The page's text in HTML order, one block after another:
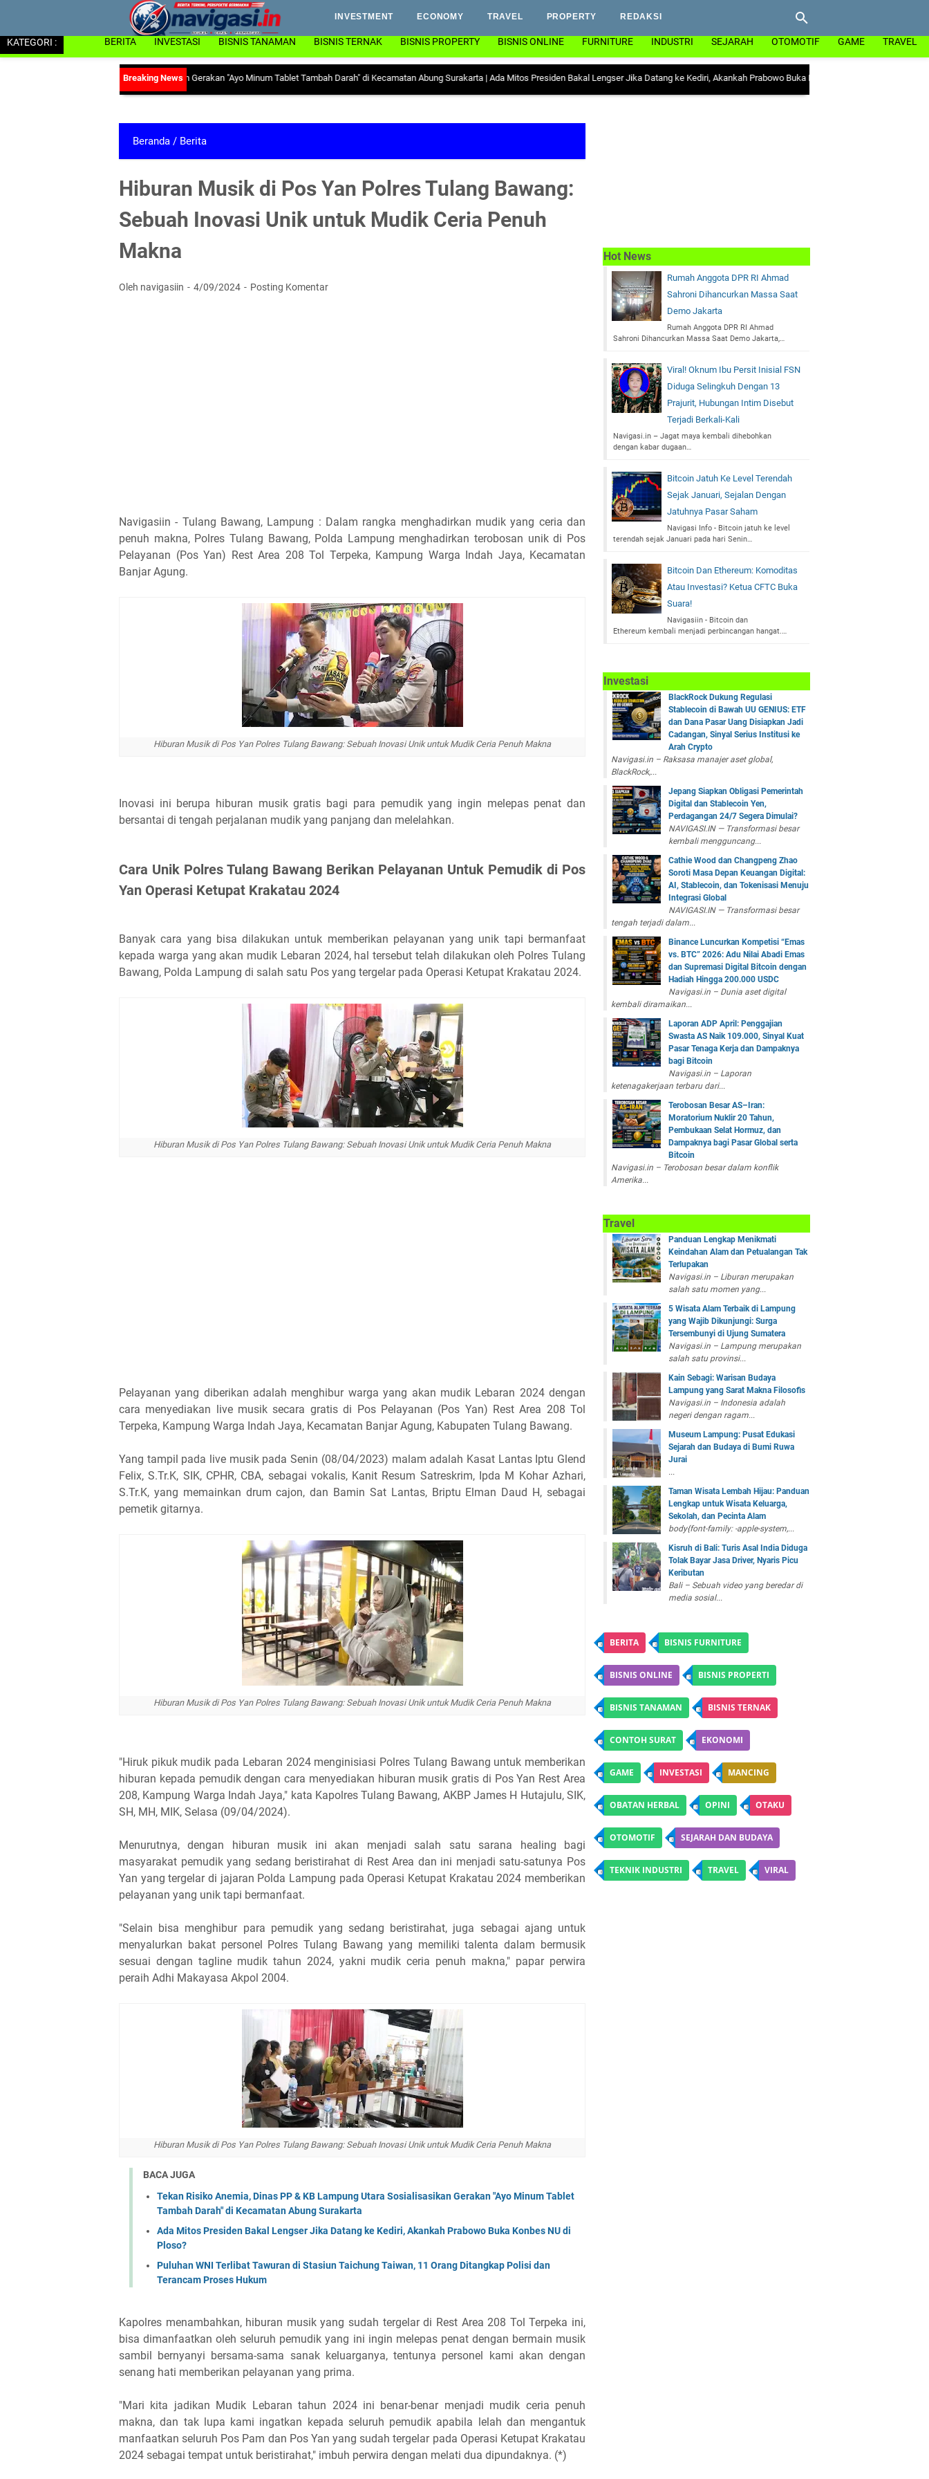
INVESTMENT ECONOMY TRAVEL PROPERTY REDAKSI
KATEGORI : BERITA INVESTASI BISNIS TANAMAN BISNIS TERNAK BISNIS PROPERTY BISNIS ONLINE FURNITURE INDUSTRI SEJARAH OTOMOTIF GAME TRAVEL
KB Lampung Utara Sosialisasikan Gerakan "Ayo Minum Tablet Tambah Darah" di Kecamatan Abung Surakarta|Ada Mitos Presiden Bakal Lengser Jika Datang ke Kediri, Akankah Prabowo Buka Konbes NU di Ploso?
Beranda / Berita
Hiburan Musik di Pos Yan Polres Tulang Bawang:
Sebuah Inovasi Unik untuk Mudik Ceria Penuh
Makna
Oleh navigasiin 4/09/2024 Posting Komentar
Navigasiin - Tulang Bawang, Lampung : Dalam rangka menghadirkan mudik yang ceria dan
penuh makna, Polres Tulang Bawang, Polda Lampung menghadirkan terobosan unik di Pos
Pelayanan (Pos Yan) Rest Area 208 Tol Terpeka, Kampung Warga Indah Jaya, Kecamatan
Banjar Agung.
Hiburan Musik di Pos Yan Polres Tulang Bawang: Sebuah Inovasi Unik untuk Mudik Ceria Penuh Makna
Inovasi ini berupa hiburan musik gratis bagi para pemudik yang ingin melepas penat dan
bersantai di tengah perjalanan mudik yang panjang dan melelahkan.
Cara Unik Polres Tulang Bawang Berikan Pelayanan Untuk Pemudik di Pos
Yan Operasi Ketupat Krakatau 2024
Banyak cara yang bisa dilakukan untuk memberikan pelayanan yang unik tapi bermanfaat
kepada warga yang akan mudik Lebaran 2024, hal tersebut telah dilakukan oleh Polres Tulang
Bawang, Polda Lampung di salah satu Pos yang tergelar pada Operasi Ketupat Krakatau 2024.
Hiburan Musik di Pos Yan Polres Tulang Bawang: Sebuah Inovasi Unik untuk Mudik Ceria Penuh Makna
Pelayanan yang diberikan adalah menghibur warga yang akan mudik Lebaran 2024 dengan
cara menyediakan live musik secara gratis di Pos Pelayanan (Pos Yan) Rest Area 208 Tol
Terpeka, Kampung Warga Indah Jaya, Kecamatan Banjar Agung, Kabupaten Tulang Bawang.
Yang tampil pada live musik pada Senin (08/04/2023) malam adalah Kasat Lantas Iptu Glend
Felix, S.Tr.K, SIK, CPHR, CBA, sebagai vokalis, Kanit Resum Satreskrim, Ipda M Kohar Azhari,
S.Tr.K, yang memainkan drum cajon, dan Bamin Sat Lantas, Briptu Elman Daud H, sebagai
pemetik gitarnya.
Hiburan Musik di Pos Yan Polres Tulang Bawang: Sebuah Inovasi Unik untuk Mudik Ceria Penuh Makna
"Hiruk pikuk mudik pada Lebaran 2024 menginisiasi Polres Tulang Bawang untuk memberikan
hiburan kepada pemudik dengan cara menyediakan hiburan musik gratis di Pos Yan Rest Area
208, Kampung Warga Indah Jaya," kata Kapolres Tulang Bawang, AKBP James H Hutajulu, SIK,
SH, MH, MIK, Selasa (09/04/2024).
Menurutnya, dengan hiburan musik ini akan menjadi salah satu sarana healing bagi
masyarakat pemudik yang sedang beristirahat di Rest Area dan ini menjadi satu-satunya Pos
Yan yang tergelar di jajaran Polda Lampung pada Operasi Ketupat Krakatau 2024 memberikan
pelayanan yang unik tapi bermanfaat.
"Selain bisa menghibur para pemudik yang sedang beristirahat, juga sebagai ajang untuk
menyalurkan bakat personel Polres Tulang Bawang yang memiliki talenta dalam bermusik
sesuai dengan tagline mudik tahun 2024, yakni mudik ceria penuh makna," papar perwira
peraih Adhi Makayasa Akpol 2004.
Hiburan Musik di Pos Yan Polres Tulang Bawang: Sebuah Inovasi Unik untuk Mudik Ceria Penuh Makna
BACA JUGA
Tekan Risiko Anemia, Dinas PP & KB Lampung Utara Sosialisasikan Gerakan "Ayo Minum Tablet
Tambah Darah" di Kecamatan Abung Surakarta
Ada Mitos Presiden Bakal Lengser Jika Datang ke Kediri, Akankah Prabowo Buka Konbes NU di
Ploso?
Puluhan WNI Terlibat Tawuran di Stasiun Taichung Taiwan, 11 Orang Ditangkap Polisi dan
Terancam Proses Hukum
Kapolres menambahkan, hiburan musik yang sudah tergelar di Rest Area 208 Tol Terpeka ini,
bisa dimanfaatkan oleh seluruh pemudik yang ini ingin melepas penat dengan bermain musik
sambil bernyanyi bersama-sama sanak keluarganya, tentunya personel kami akan dengan
senang hati memberikan pelayanan yang prima.
"Mari kita jadikan Mudik Lebaran tahun 2024 ini benar-benar menjadi mudik ceria penuh
makna, dan tak lupa kami ingatkan kepada seluruh pemudik apabila lelah dan mengantuk
manfaatkan seluruh Pos Pam dan Pos Yan yang sudah tergelar pada Operasi Ketupat Krakatau
2024 sebagai tempat untuk beristirahat," imbuh perwira dengan melati dua dipundaknya. (*)
Hot News
Rumah Anggota DPR RI Ahmad
Sahroni Dihancurkan Massa Saat
Demo Jakarta
Rumah Anggota DPR RI Ahmad
Sahroni Dihancurkan Massa Saat Demo Jakarta,…
Viral! Oknum Ibu Persit Inisial FSN
Diduga Selingkuh Dengan 13
Prajurit, Hubungan Intim Disebut
Terjadi Berkali-Kali
Navigasi.in – Jagat maya kembali dihebohkan
dengan kabar dugaan…
Bitcoin Jatuh Ke Level Terendah
Sejak Januari, Sejalan Dengan
Jatuhnya Pasar Saham
Navigasi Info - Bitcoin jatuh ke level
terendah sejak Januari pada hari Senin…
Bitcoin Dan Ethereum: Komoditas
Atau Investasi? Ketua CFTC Buka
Suara!
Navigasiin - Bitcoin dan
Ethereum kembali menjadi perbincangan hangat.…
Investasi
BlackRock Dukung Regulasi
Stablecoin di Bawah UU GENIUS: ETF
dan Dana Pasar Uang Disiapkan Jadi
Cadangan, Sinyal Serius Institusi ke
Arah Crypto
Navigasi.in – Raksasa manajer aset global,
BlackRock,...
Jepang Siapkan Obligasi Pemerintah
Digital dan Stablecoin Yen,
Perdagangan 24/7 Segera Dimulai?
NAVIGASI.IN — Transformasi besar
kembali mengguncang...
Cathie Wood dan Changpeng Zhao
Soroti Masa Depan Keuangan Digital:
AI, Stablecoin, dan Tokenisasi Menuju
Integrasi Global
NAVIGASI.IN — Transformasi besar
tengah terjadi dalam...
Binance Luncurkan Kompetisi “Emas
vs. BTC” 2026: Adu Nilai Abadi Emas
dan Supremasi Digital Bitcoin dengan
Hadiah Hingga 200.000 USDC
Navigasi.in – Dunia aset digital
kembali diramaikan...
Laporan ADP April: Penggajian
Swasta AS Naik 109.000, Sinyal Kuat
Pasar Tenaga Kerja dan Dampaknya
bagi Bitcoin
Navigasi.in – Laporan
ketenagakerjaan terbaru dari...
Terobosan Besar AS–Iran:
Moratorium Nuklir 20 Tahun,
Pembukaan Selat Hormuz, dan
Dampaknya bagi Pasar Global serta
Bitcoin
Navigasi.in – Terobosan besar dalam konflik
Amerika...
Travel
Panduan Lengkap Menikmati
Keindahan Alam dan Petualangan Tak
Terlupakan
Navigasi.in – Liburan merupakan
salah satu momen yang...
5 Wisata Alam Terbaik di Lampung
yang Wajib Dikunjungi: Surga
Tersembunyi di Ujung Sumatera
Navigasi.in – Lampung merupakan
salah satu provinsi...
Kain Sebagi: Warisan Budaya
Lampung yang Sarat Makna Filosofis
Navigasi.in – Indonesia adalah
negeri dengan ragam...
Museum Lampung: Pusat Edukasi
Sejarah dan Budaya di Bumi Ruwa
Jurai
...
Taman Wisata Lembah Hijau: Panduan
Lengkap untuk Wisata Keluarga,
Sekolah, dan Pecinta Alam
body{font-family: -apple-system,...
Kisruh di Bali: Turis Asal India Diduga
Tolak Bayar Jasa Driver, Nyaris Picu
Keributan
Bali – Sebuah video yang beredar di
media sosial...
BERITA BISNIS FURNITURE
BISNIS ONLINE BISNIS PROPERTI
BISNIS TANAMAN BISNIS TERNAK
CONTOH SURAT EKONOMI
GAME INVESTASI MANCING
OBATAN HERBAL OPINI OTAKU
OTOMOTIF SEJARAH DAN BUDAYA
TEKNIK INDUSTRI TRAVEL VIRAL